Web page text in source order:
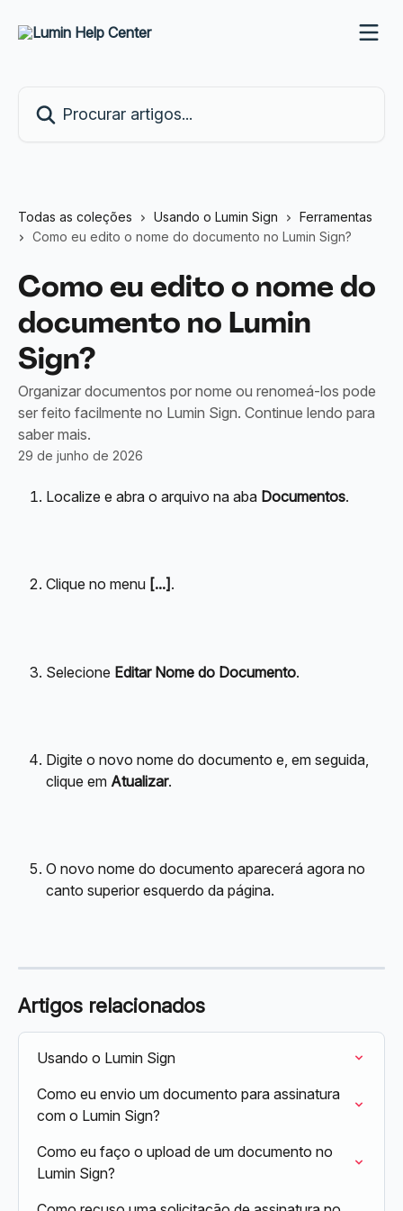
Todas as coleções Usando o Lumin Sign
Ferramentas
Como eu edito o nome do documento no Lumin Sign?
Como eu edito o nome do
documento no Lumin
Sign?
Organizar documentos por nome ou renomeá-los pode
ser feito facilmente no Lumin Sign. Continue lendo para
saber mais.
29 de junho de 2026
Localize e abra o arquivo na aba Documentos.
Clique no menu [...] .
Selecione Editar Nome do Documento.
Digite o novo nome do documento e, em seguida,
clique em Atualizar.
O novo nome do documento aparecerá agora no
canto superior esquerdo da página.
Artigos relacionados
Usando o Lumin Sign
Como eu envio um documento para assinatura
com o Lumin Sign?
Como eu faço o upload de um documento no
Lumin Sign?